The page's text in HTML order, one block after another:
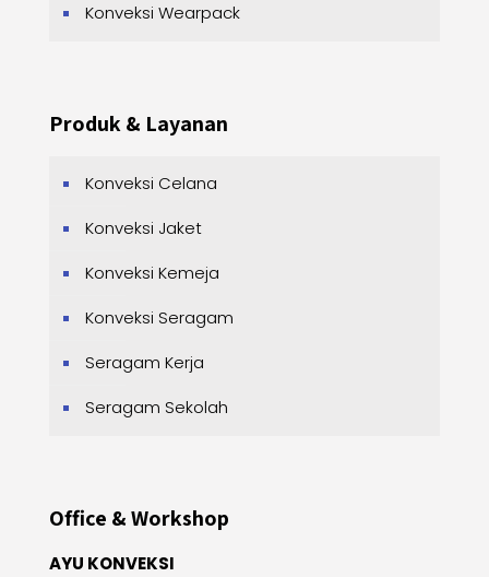
Konveksi Wearpack
Produk & Layanan
Konveksi Celana
Konveksi Jaket
Konveksi Kemeja
Konveksi Seragam
Seragam Kerja
Seragam Sekolah
Office & Workshop
AYU KONVEKSI